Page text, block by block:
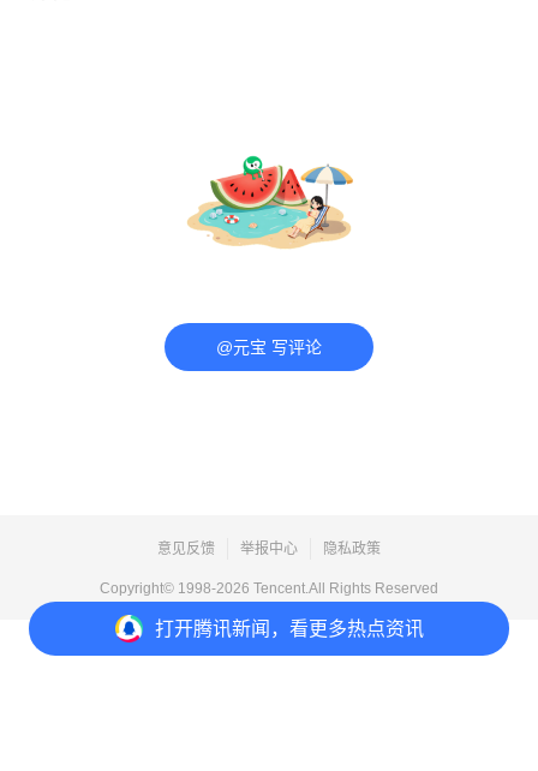
打开腾讯新闻，看更多热点资讯
@元宝 写评论
意见反馈 举报中心 隐私政策
Copyright© 1998-2026 Tencent.All Rights Reserved